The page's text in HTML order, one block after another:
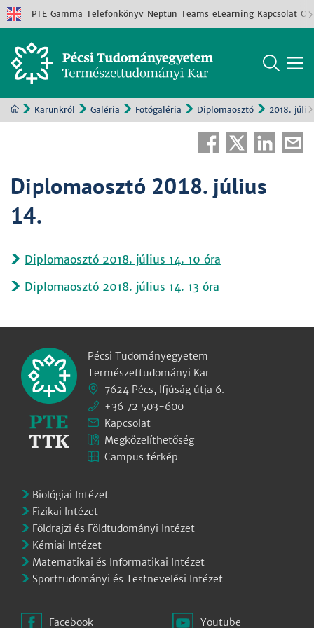
PTE Gamma Telefonkönyv Neptun Teams eLearning Kapcsolat
Karunkról Galéria Fotógaléria Diplomaosztó 2018.
Diplomaosztó 2018. július
14.
Diplomaosztó 2018. július 14. 10 óra
Diplomaosztó 2018. július 14. 13 óra
Pécsi Tudományegyetem
Természettudományi Kar
7624 Pécs, Ifjúság útja 6.
+36 72 503-600
Kapcsolat
Megközelíthetőség
Campus térkép
Biológiai Intézet
Fizikai Intézet
Földrajzi és Földtudományi Intézet
Kémiai Intézet
Matematikai és Informatikai Intézet
Sporttudományi és Testnevelési Intézet
Facebook Youtube